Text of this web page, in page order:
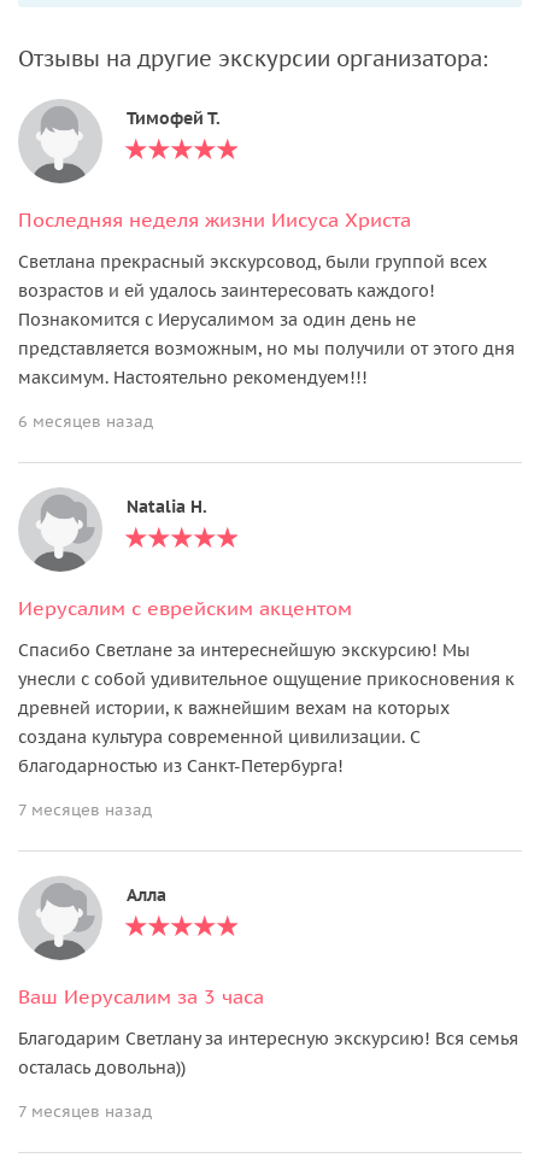
вернулась в стены монастыря. Впрочем, в этом есть своя
прелесть: здесь можно уединиться и окунуться в
атмосферу заколдованного царства, оставившего за
скобками определение пространства и времени. В ходе
нашей экскурсии мы посетим: Крестовый монастырь,
обретения Честного Животворящего Креста, поднимемся
Важная информация:
В воскресенье монастырь Креста закрыт. Форма одежды —
иметь при себе платок.
Отзывы на другие экскурсии организатора:
Тимофей Т.
Последняя неделя жизни Иисуса Христа
Светлана прекрасный экскурсовод, были группой всех
возрастов и ей удалось заинтересовать каждого!
Познакомится с Иерусалимом за один день не
представляется возможным, но мы получили от этого дня
максимум. Настоятельно рекомендуем!!!
6 месяцев назад
Natalia Н.
Иерусалим с еврейским акцентом
Спасибо Светлане за интереснейшую экскурсию! Мы
унесли с собой удивительное ощущение прикосновения к
древней истории, к важнейшим вехам на которых
создана культура современной цивилизации. С
благодарностью из Санкт-Петербурга!
7 месяцев назад
Алла
Ваш Иерусалим за 3 часа
Благодарим Светлану за интересную экскурсию! Вся семья
осталась довольна))
7 месяцев назад